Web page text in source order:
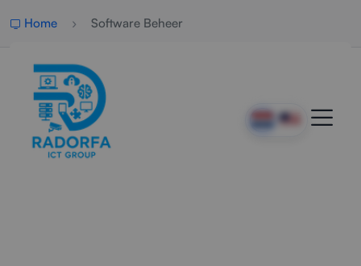
Home Software Beheer